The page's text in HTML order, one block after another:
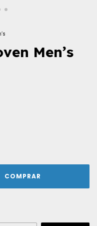
Men’s